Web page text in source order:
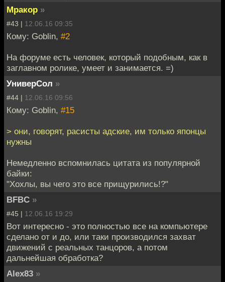
Мракор »
#43 | 12.06.16 09:35
Кому: Goblin, #2
На форуме есть человек, который подобным, как в
заглавном ролике, умеет и занимается. =)
УниверСол »
#44 | 12.06.16 09:56
Кому: Goblin, #15
> они, говорят, расисты адские, им только японцы
нужны
Немедленно вспомнилась цитата из популярной
байки:
"Хохлы, вы чего это все прищурились!?"
BFBC »
#45 | 12.06.16 19:29
Вот интересно - это полностью все на компьютере
сделано от и до, или таки производился захват
движений с реальных танцоров, а потом
дальнейшая обработка?
Alex83 »